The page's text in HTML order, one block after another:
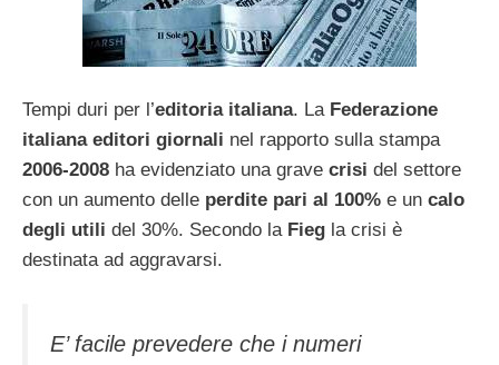
Tempi duri per l’editoria italiana. La Federazione
italiana editori giornali nel rapporto sulla stampa
2006-2008 ha evidenziato una grave crisi del settore
con un aumento delle perdite pari al 100% e un calo
degli utili del 30%. Secondo la Fieg la crisi è
destinata ad aggravarsi.
E’ facile prevedere che i numeri